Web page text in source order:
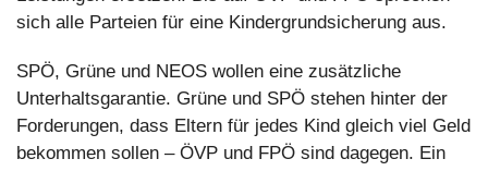
sich alle Parteien für eine Kindergrundsicherung aus.
SPÖ, Grüne und NEOS wollen eine zusätzliche
Unterhaltsgarantie. Grüne und SPÖ stehen hinter der
Forderungen, dass Eltern für jedes Kind gleich viel Geld
bekommen sollen – ÖVP und FPÖ sind dagegen. Ein